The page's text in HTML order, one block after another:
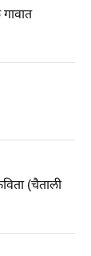
गावात
(चैताली